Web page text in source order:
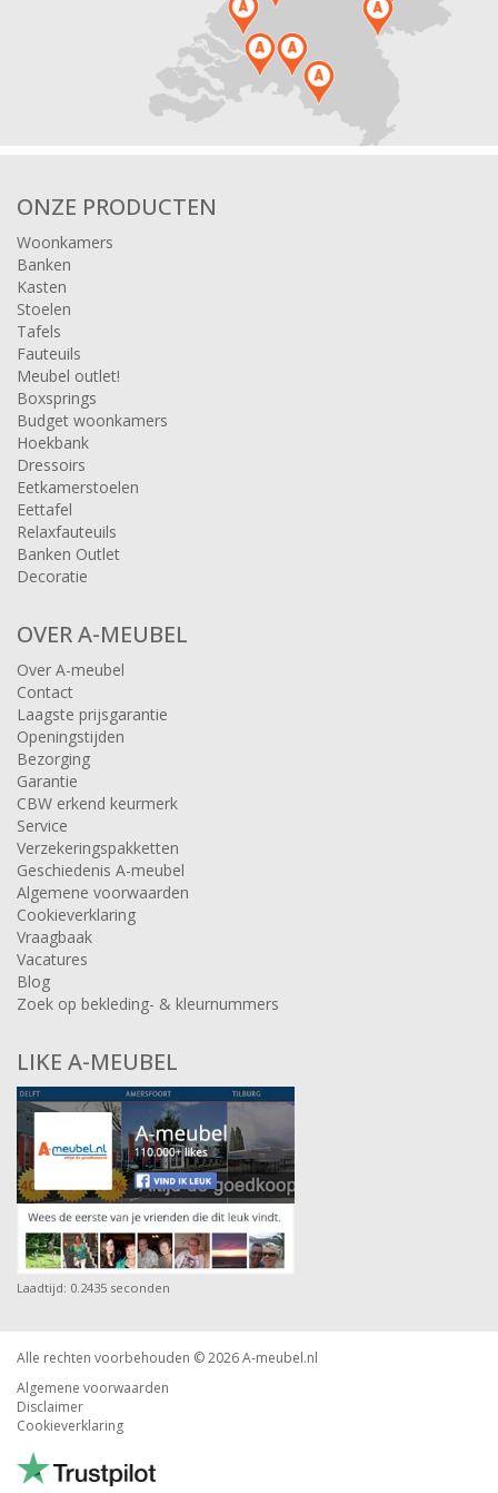
ONZE PRODUCTEN
Woonkamers
Banken
Kasten
Stoelen
Tafels
Fauteuils
Meubel outlet!
Boxsprings
Budget woonkamers
Hoekbank
Dressoirs
Eetkamerstoelen
Eettafel
Relaxfauteuils
Banken Outlet
Decoratie
OVER A-MEUBEL
Over A-meubel
Contact
Laagste prijsgarantie
Openingstijden
Bezorging
Garantie
CBW erkend keurmerk
Service
Verzekeringspakketten
Geschiedenis A-meubel
Algemene voorwaarden
Cookieverklaring
Vraagbaak
Vacatures
Blog
Zoek op bekleding- & kleurnummers
LIKE A-MEUBEL
Laadtijd: 0.2435 seconden
Alle rechten voorbehouden © 2026A-meubel.nl
Algemene voorwaarden
Disclaimer
Cookieverklaring